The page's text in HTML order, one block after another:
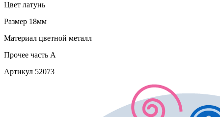
Цвет латунь
Размер 18мм
Материал цветной металл
Прочее часть A
Артикул 52073